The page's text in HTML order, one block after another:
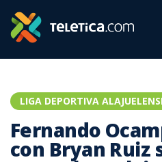
LIGA DEPORTIVA
Fernando
con Bryan Ruiz